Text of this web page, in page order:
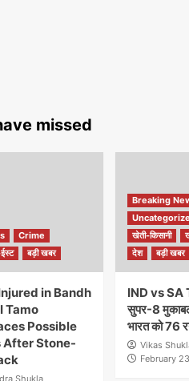
missed
Crime
ईस्ट बड़ी खबर
in Bandh
Tamo
Possible
After Stone-
Shukla
Breaking
खेती-किसानी
देश
बड़ी खबर
IND vs SA
सुपर-8
भारत को 76
Vikas
February